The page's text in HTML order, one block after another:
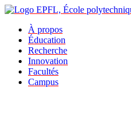
À propos
Éducation
Recherche
Innovation
Facultés
Campus